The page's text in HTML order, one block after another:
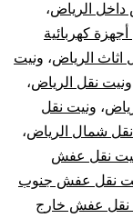
داخل الرياض،
كهربائية
اثاث الرياض، ونيت
ونيت نقل الرياض،
، ونيت نقل
شمال الرياض،
نقل عفش
نقل عفش جنوب
نقل عفش خارج